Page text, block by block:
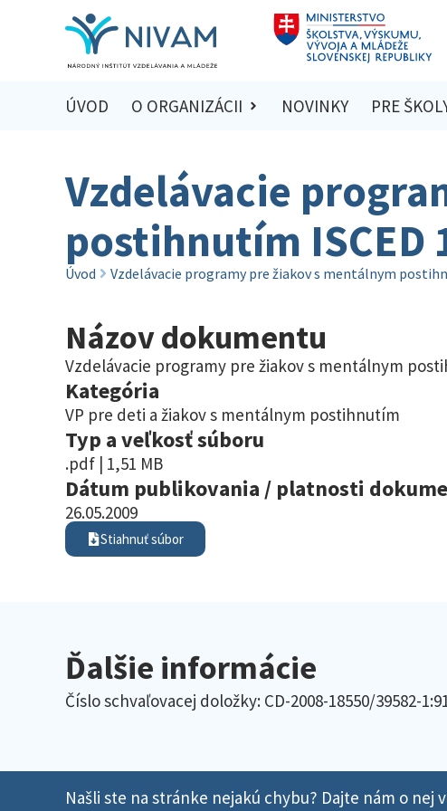
ÚVOD O ORGANIZÁCII NOVINKY PRE
Vzdelávacie
postihnutím ISCED
Úvod Vzdelávacie programy pre žiakov s mentálnym
Názov dokumentu
Vzdelávacie programy pre žiakov s mentálnym
Kategória
VP pre deti a žiakov s mentálnym postihnutím
Typ a veľkosť súboru
.pdf | 1,51 MB
Dátum publikovania / platnosti
26.05.2009
Stiahnuť súbor
Ďalšie informácie
Číslo schvaľovacej doložky: CD-2008-18550/39582-
Našli ste na stránke nejakú chybu? Dajte nám o nej